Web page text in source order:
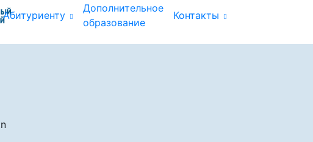
Абитуриенту
Дополнительное
образование
Контакты